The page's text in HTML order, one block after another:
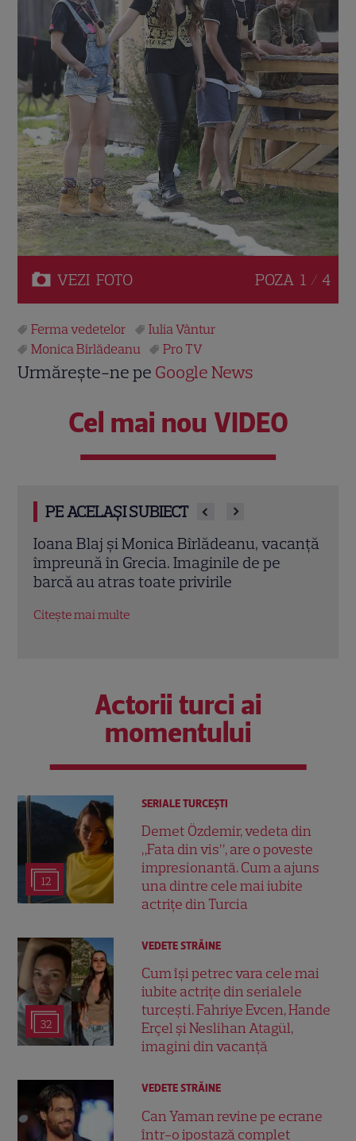
VEZI FOTO POZA 1 / 4
Ferma vedetelor
Iulia Vântur
Monica Bîrlădeanu
Pro TV
Urmărește-ne pe Google News
Cel mai nou VIDEO
PE ACELAȘI SUBIECT
„Trafic”, episodul 3. Doru ajunge la
capătul puterilor după ce Marius îi obligă
să intre în lumea mafiei: „Nu trebuia să
Actorii turci ai
momentului
12
SERIALE TURCEŞTI
Demet Özdemir, vedeta din
„Fata din vis”, are o poveste
impresionantă. Cum a ajuns
una dintre cele mai iubite
actrițe din Turcia
32
VEDETE STRĂINE
Cum își petrec vara cele mai
iubite actrițe din serialele
turcești. Fahriye Evcen, Hande
Erçel și Neslihan Atagül,
imagini din vacanță
VEDETE STRĂINE
Can Yaman revine pe ecrane
într-o ipostază complet